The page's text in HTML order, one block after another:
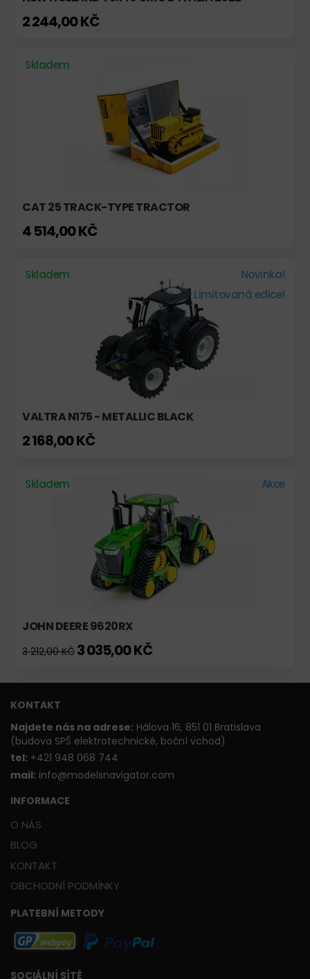
2 244,00 KČ
Skladem
CAT 25 TRACK-TYPE TRACTOR
4 514,00 KČ
Skladem
Novinka!
Limitovaná edice!
VALTRA N175 - METALLIC BLACK
2 168,00 KČ
Skladem Akce
JOHN DEERE 9620RX
3 212,00 KČ 3 035,00 KČ
KONTAKT
Najdete nás na adrese: Hálova 16, 851 01 Bratislava
(budova SPŠ elektrotechnické, boční vchod)
tel: +421 948 068 744
mail: info@modelsnavigator.com
INFORMACE
O NÁS
BLOG
KONTAKT
OBCHODNÍ PODMÍNKY
PLATEBNÍ METODY
SOCIÁLNÍ SÍTĚ